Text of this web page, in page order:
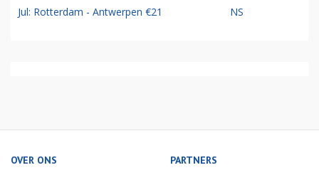
Jul: Rotterdam - Antwerpen €21 NS
OVER ONS PARTNERS